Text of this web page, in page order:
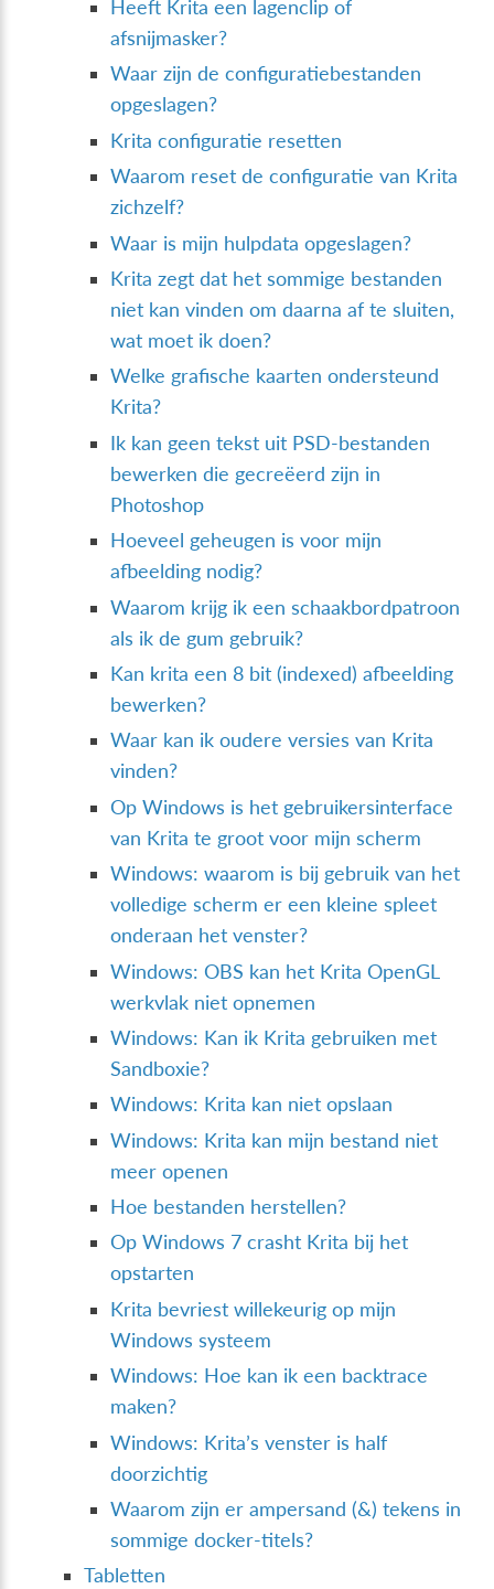
Heeft Krita een lagenclip of
afsnijmasker?
Waar zijn de configuratiebestanden
opgeslagen?
Krita configuratie resetten
Waarom reset de configuratie van Krita
zichzelf?
Waar is mijn hulpdata opgeslagen?
Krita zegt dat het sommige bestanden
niet kan vinden om daarna af te sluiten,
wat moet ik doen?
Welke grafische kaarten ondersteund
Krita?
Ik kan geen tekst uit PSD-bestanden
bewerken die gecreëerd zijn in
Photoshop
Hoeveel geheugen is voor mijn
afbeelding nodig?
Waarom krijg ik een schaakbordpatroon
als ik de gum gebruik?
Kan krita een 8 bit (indexed) afbeelding
bewerken?
Waar kan ik oudere versies van Krita
vinden?
Op Windows is het gebruikersinterface
van Krita te groot voor mijn scherm
Windows: waarom is bij gebruik van het
volledige scherm er een kleine spleet
onderaan het venster?
Windows: OBS kan het Krita OpenGL
werkvlak niet opnemen
Windows: Kan ik Krita gebruiken met
Sandboxie?
Windows: Krita kan niet opslaan
Windows: Krita kan mijn bestand niet
meer openen
Hoe bestanden herstellen?
Op Windows 7 crasht Krita bij het
opstarten
Krita bevriest willekeurig op mijn
Windows systeem
Windows: Hoe kan ik een backtrace
maken?
Windows: Krita’s venster is half
doorzichtig
Waarom zijn er ampersand (&) tekens in
sommige docker-titels?
Tabletten